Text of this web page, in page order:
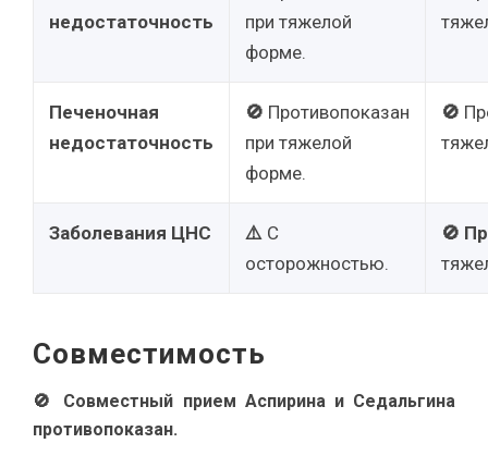
недостаточность
при тяжелой
форме.
Печеночная
недостаточность
🚫 Противопоказан
при тяжелой
форме.
🚫
Заболевания ЦНС ⚠️ С
осторожностью.
🚫
Совместимость
🚫 Совместный прием Аспирина и Седальгина
противопоказан.